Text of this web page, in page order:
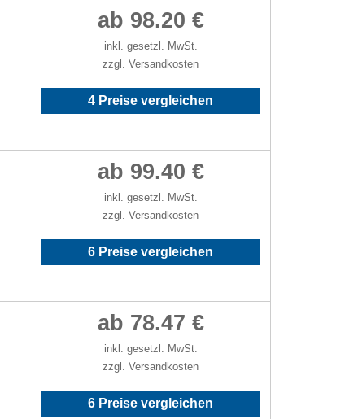
ab 98.20 €
inkl. gesetzl. MwSt.
zzgl. Versandkosten
4 Preise vergleichen
ab 99.40 €
inkl. gesetzl. MwSt.
zzgl. Versandkosten
6 Preise vergleichen
ab 78.47 €
inkl. gesetzl. MwSt.
zzgl. Versandkosten
6 Preise vergleichen